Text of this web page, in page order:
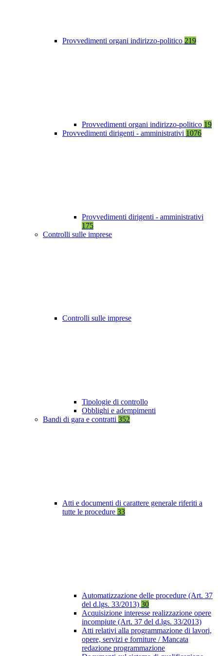
Provvedimenti organi indirizzo-politico 219
Provvedimenti organi indirizzo-politico 19
Provvedimenti dirigenti - amministrativi 1076
Provvedimenti dirigenti - amministrativi
175
Controlli sulle imprese
Controlli sulle imprese
Tipologie di controllo
Obblighi e adempimenti
Bandi di gara e contratti 352
Atti e documenti di carattere generale riferiti a
tutte le procedure 33
Automatizzazione delle procedure (Art. 37
del d.lgs. 33/2013) 30
Acquisizione interesse realizzazione opere
incompiute (Art. 37 del d.lgs. 33/2013)
Atti relativi alla programmazione di lavori,
opere, servizi e forniture / Mancata
redazione programmazione